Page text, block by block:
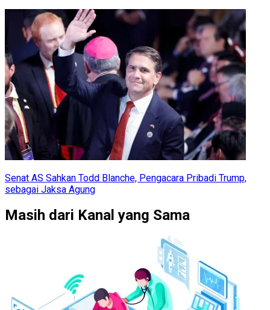
Senat AS Sahkan Todd Blanche, Pengacara Pribadi Trump,
sebagai Jaksa Agung
Masih dari Kanal yang Sama